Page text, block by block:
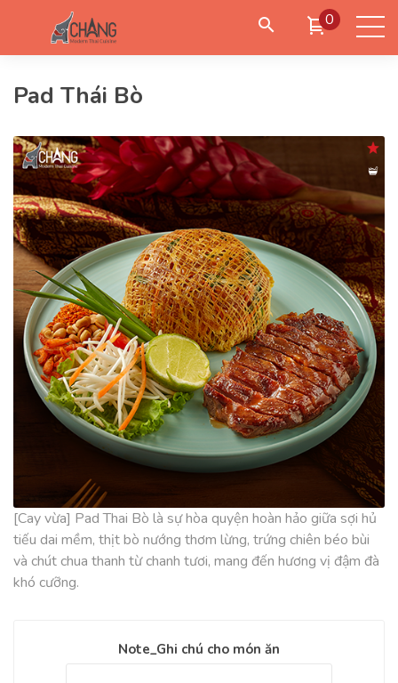
0
Đăng nhập/Tạo tài khoản
Pad Thái Bò
[Cay vừa] Pad Thai Bò là sự hòa quyện hoàn hảo giữa sợi hủ
tiếu dai mềm, thịt bò nướng thơm lừng, trứng chiên béo bùi
và chút chua thanh từ chanh tươi, mang đến hương vị đậm đà
khó cưỡng.
Note_Ghi chú cho món ăn